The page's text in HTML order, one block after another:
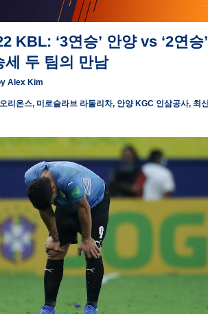
KBL: ‘3연승’ 안양 vs ‘2연승
두 팀의 만남
Alex Kim
리온스, 미로슬라브 라둘리차, 안양 KGC 인삼공사, 최